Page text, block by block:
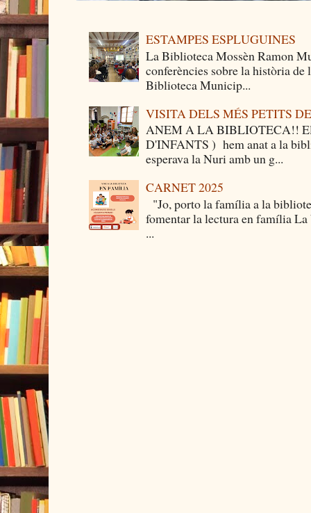
ESTAMPES ESPLUGUINES
La Biblioteca Mossèn Ramon
conferències sobre la història
Biblioteca Municip...
VISITA DELS MÉS PETITS
ANEM A LA BIBLIOTECA!!
D'INFANTS ) hem anat a la
esperava la Nuri amb un g...
CARNET 2025
"Jo, porto la família a la
fomentar la lectura en família
...